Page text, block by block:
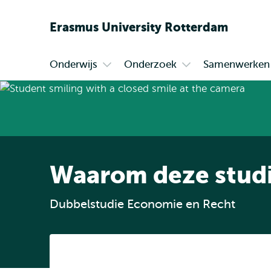
Erasmus University Rotterdam
Primair
Onderwijs
submenu
Onderzoek
submenu
Samenwerken
Waarom deze
Dubbelstudie Economie en Recht